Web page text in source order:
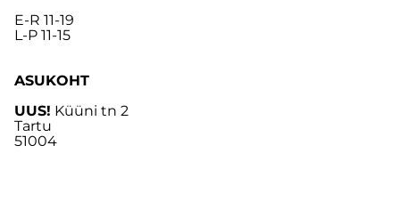
E-R 11-19
L-P 11-15
ASUKOHT
UUS! Küüni tn 2
Tartu
51004